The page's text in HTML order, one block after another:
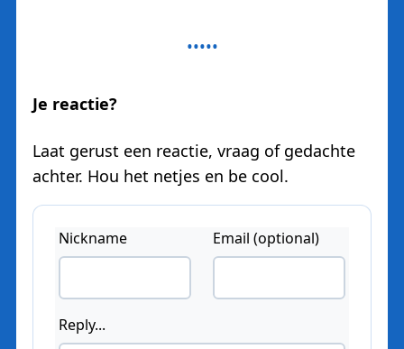
Je reactie?
Laat gerust een reactie, vraag of gedachte
achter. Hou het netjes en be cool.